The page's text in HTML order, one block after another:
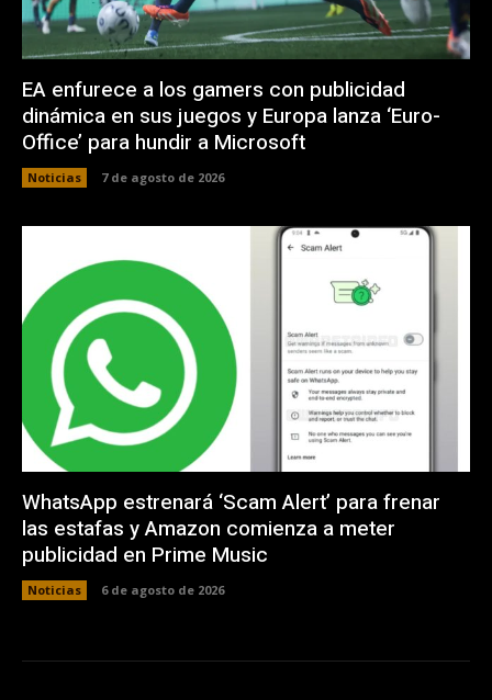
EA enfurece a los gamers con publicidad
dinámica en sus juegos y Europa lanza ‘Euro-
Office’ para hundir a Microsoft
Noticias 7 de agosto de 2026
WhatsApp estrenará ‘Scam Alert’ para frenar
las estafas y Amazon comienza a meter
publicidad en Prime Music
Noticias 6 de agosto de 2026